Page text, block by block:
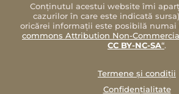
Conținutul acestui website îmi
cazurilor în care este indicată
oricărei informații este posibilă numai
commons Attribution Non-
CC BY-NC-SA“.
Termene și condiții
Confidențialitate